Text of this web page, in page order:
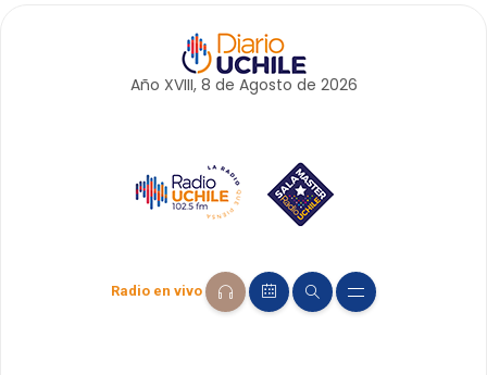
Año XVIII, 8 de Agosto de 2026
Radio en vivo